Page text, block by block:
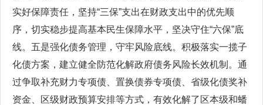
实好保障责任，坚持“三保”支出在财政支出中的优先顺
序，切实稳步提高基本民生保障水平，坚决守住“六保”底
线。五是强化债务管理，守牢风险底线。积极落实一揽子
化债方案，建立健全防范化解政府债务风险长效机制。通
过争取补充财力专项债、置换债券专项债、省级化债奖补
资金、区级财政预算安排等方式，有效化解了区本级和蟠